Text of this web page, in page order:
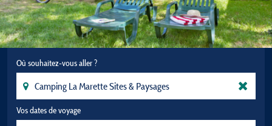
Où souhaitez-vous aller ?
Vos dates de voyage